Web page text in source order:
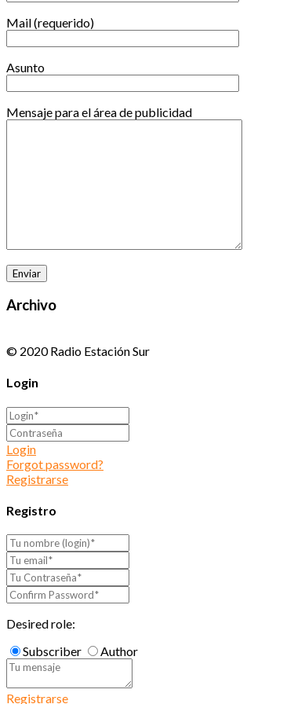
Mail (requerido)
Asunto
Mensaje para el área de publicidad
Archivo
© 2020 Radio Estación Sur
Login
Login
Forgot password?
Registrarse
Registro
Desired role:
Subscriber
Author
Registrarse